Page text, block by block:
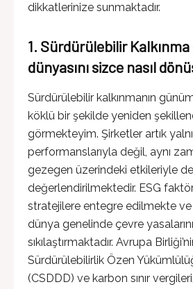
dikkatlerinize sunmaktadır.
1. Sürdürülebilir
dünyasını sizce nasıl
Sürdürülebilir kalkınmanın
köklü bir şekilde yeniden
görmekteyim. Şirketler artık
performanslarıyla değil, aynı
gezegen üzerindeki etkileriyle de
değerlendirilmektedir. ESG
stratejilere entegre edilmekte
dünya genelinde çevre
sıkılaştırmaktadır. Avrupa
Sürdürülebilirlik Özen
(CSDDD) ve karbon sınır